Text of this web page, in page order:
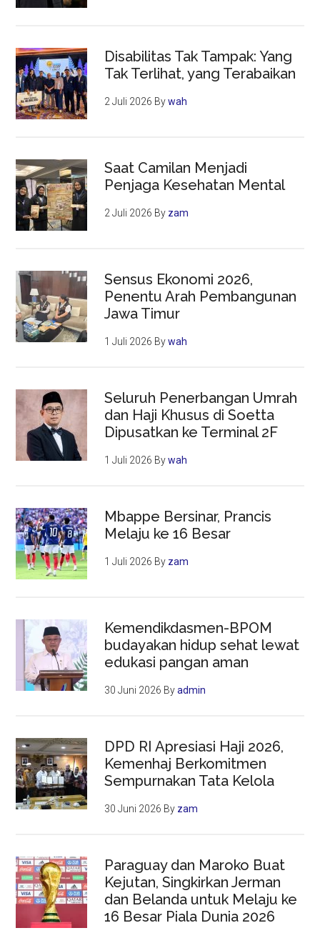
Disabilitas Tak Tampak: Yang
Tak Terlihat, yang Terabaikan
2 Juli 2026 Bywah
Saat Camilan Menjadi
Penjaga Kesehatan Mental
2 Juli 2026 By zam
Sensus Ekonomi 2026,
Penentu Arah Pembangunan
Jawa Timur
1 Juli 2026 Bywah
Seluruh Penerbangan Umrah
dan Haji Khusus di Soetta
Dipusatkan ke Terminal 2F
1 Juli 2026 Bywah
Mbappe Bersinar, Prancis
Melaju ke 16 Besar
1 Juli 2026 By zam
Kemendikdasmen-BPOM
budayakan hidup sehat lewat
edukasi pangan aman
30 Juni 2026 Byadmin
DPD RI Apresiasi Haji 2026,
Kemenhaj Berkomitmen
Sempurnakan Tata Kelola
30 Juni 2026 By zam
Paraguay dan Maroko Buat
Kejutan, Singkirkan Jerman
dan Belanda untuk Melaju ke
16 Besar Piala Dunia 2026